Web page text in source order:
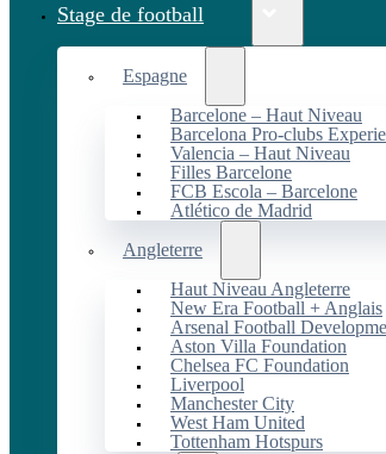
Stage de football
Espagne
Barcelone – Haut Niveau
Barcelona Pro-clubs
Valencia – Haut Niveau
Filles Barcelone
FCB Escola – Barcelone
Atlético de Madrid
Angleterre
Haut Niveau Angleterre
New Era Football + Anglais
Arsenal Football
Aston Villa Foundation
Chelsea FC Foundation
Liverpool
Manchester City
West Ham United
Tottenham Hotspurs